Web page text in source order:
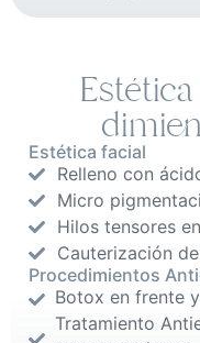
Estética facial
Relleno con
Micro
Hilos tensores
Cauterización
Procedimientos
Botox en frente
Tratamiento